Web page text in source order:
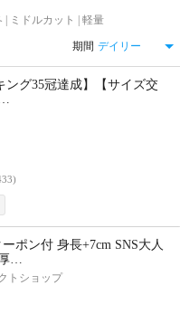
| ミドルカット | 軽量
期間
ング35冠達成】【サイズ交
ーポン付 身長+7cm SNS大人
…
トショップ